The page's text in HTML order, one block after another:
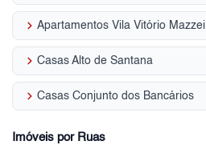
keyboard_arrow_right Apartamentos Vila Vitório Mazzei
keyboard_arrow_right Casas Alto de Santana
keyboard_arrow_right Casas Conjunto dos Bancários
Imóveis por Ruas